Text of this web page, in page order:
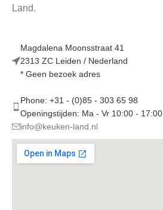
Land.
Magdalena Moonsstraat 41
2313 ZC Leiden / Nederland
* Geen bezoek adres
Phone: +31 - (0)85 - 303 65 98
Openingstijden: Ma - Vr 10:00 - 17:00
info@keuken-land.nl